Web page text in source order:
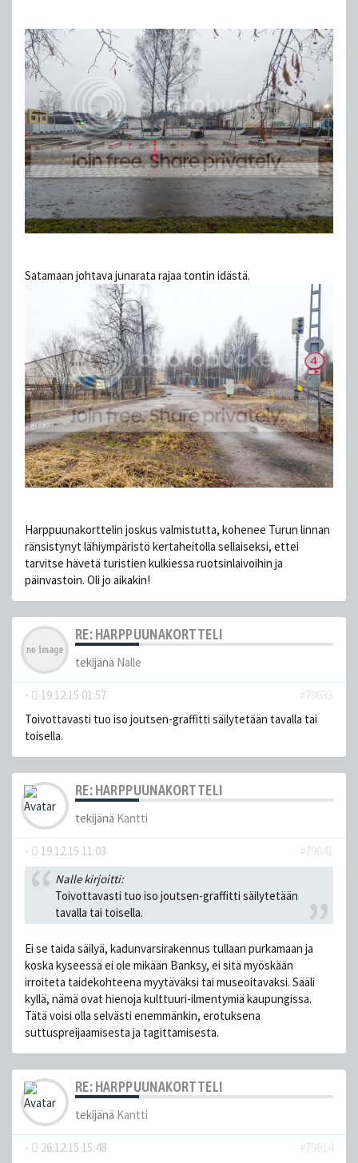
Satamaan johtava junarata rajaa tontin idästä.
Harppuunakorttelin joskus valmistutta, kohenee Turun linnan
ränsistynyt lähiympäristö kertaheitolla sellaiseksi, ettei
tarvitse hävetä turistien kulkiessa ruotsinlaivoihin ja
päinvastoin. Oli jo aikakin!
RE: HARPPUUNAKORTTELI
tekijänä Nalle
- 19.12.15 01:57
#79633
Toivottavasti tuo iso joutsen-graffitti säilytetään tavalla tai
toisella.
RE: HARPPUUNAKORTTELI
tekijänä Kantti
- 19.12.15 11:03
#79641
Nalle kirjoitti:
Toivottavasti tuo iso joutsen-graffitti säilytetään
tavalla tai toisella.
Ei se taida säilyä, kadunvarsirakennus tullaan purkamaan ja
koska kyseessä ei ole mikään Banksy, ei sitä myöskään
irroiteta taidekohteena myytäväksi tai museoitavaksi. Sääli
kyllä, nämä ovat hienoja kulttuuri-ilmentymiä kaupungissa.
Tätä voisi olla selvästi enemmänkin, erotuksena
suttuspreijaamisesta ja tagittamisesta.
RE: HARPPUUNAKORTTELI
tekijänä Kantti
- 26.12.15 15:48
#79814